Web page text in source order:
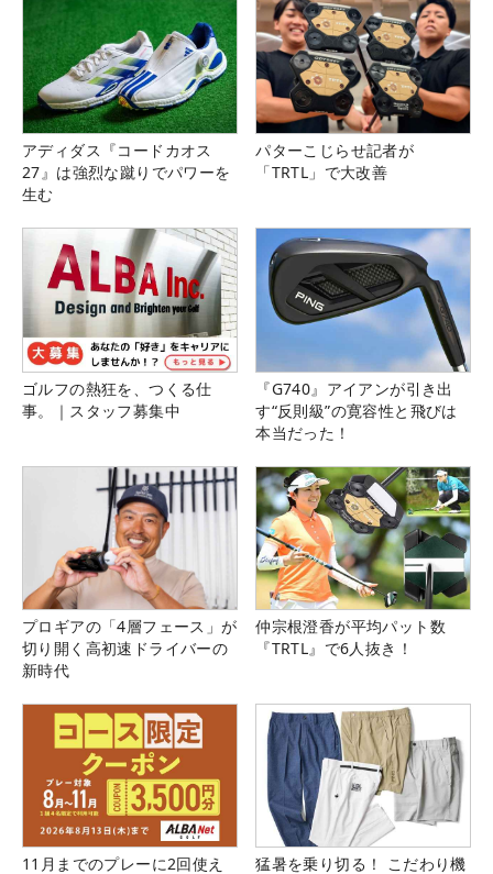
アディダス『コードカオス
27』は強烈な蹴りでパワーを
生む
パターこじらせ記者が
「TRTL」で大改善
ゴルフの熱狂を、つくる仕
事。｜スタッフ募集中
『G740』アイアンが引き出
す“反則級”の寛容性と飛びは
本当だった！
プロギアの「4層フェース」が
切り開く高初速ドライバーの
新時代
仲宗根澄香が平均パット数
『TRTL』で6人抜き！
11月までのプレーに2回使え
猛暑を乗り切る！ こだわり機